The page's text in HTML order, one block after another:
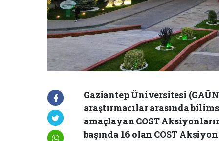
Gaziantep Üniversitesi
araştırmacılar arasında
amaçlayan COST
başında 16 olan COST